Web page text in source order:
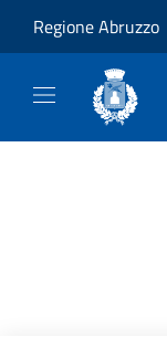
Regione Abruzzo